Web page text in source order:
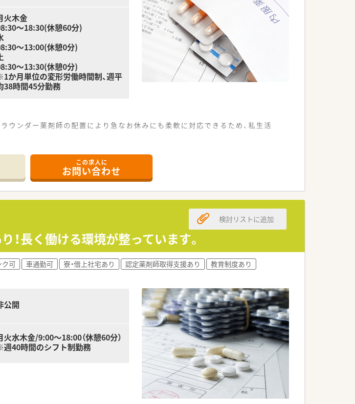
火木金
～18:30(休憩60分)
～13:00(休憩0分)
～13:30(休憩0分)
か月単位の変形労働時間制、週平
38時間45分勤務
ウンダー薬剤師の配置により急なお休みにも柔軟に対応できるため、私生活
すい立地が魅力の調剤薬局です。
日あたりの枚数は40枚から50枚ほどとなります。
数でアットホームな落ち着いた環境となっています。
がら円滑に業務を進められる方を求めています。
患者様に寄り添った対応ができる方が最適です。
転ができる方を対象として募集を行っています。
て最大級の規模を誇る安定した企業です。
に強固であり、安心して長く勤めることができます。
女性職員の比率が非常に高いことが大きな特徴です。
この求人に
お問い合わせ
！長く働ける環境が整っています。
検討リストに追加
ク可 車通勤可 寮・借上社宅あり 認定薬剤師取得支援あり
教育制度あり
公開
火水木金/9:00～18:00（休憩60分）
40時間のシフト制勤務